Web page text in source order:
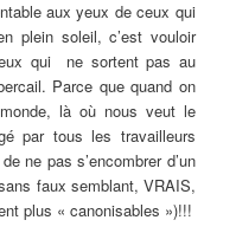
aux yeux de ceux qui
plein soleil, c’est vouloir
qui ne sortent pas au
Parce que quand on
là où nous veut le
par tous les travailleurs
ne pas s’encombrer d’un
faux semblant, VRAIS,
plus « canonisables »)!!!